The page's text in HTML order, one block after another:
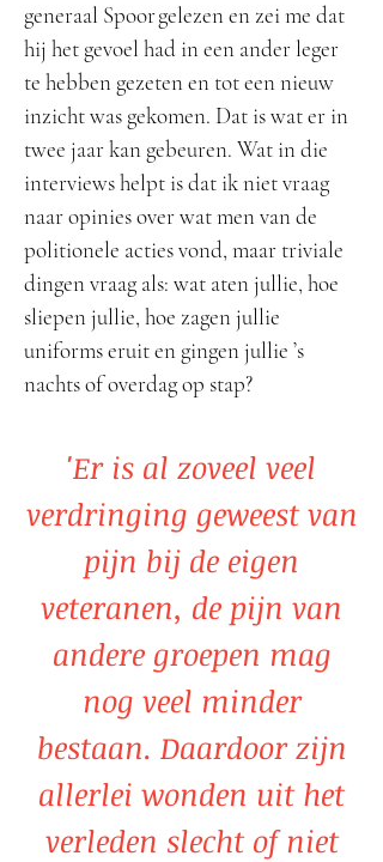
generaal Spoor gelezen en zei me dat
hij het gevoel had in een ander leger
te hebben gezeten en tot een nieuw
inzicht was gekomen. Dat is wat er in
twee jaar kan gebeuren. Wat in die
interviews helpt is dat ik niet vraag
naar opinies over wat men van de
politionele acties vond, maar triviale
dingen vraag als: wat aten jullie, hoe
sliepen jullie, hoe zagen jullie
uniforms eruit en gingen jullie ’s
nachts of overdag op stap?
'Er is al zoveel veel
verdringing geweest van
pijn bij de eigen
veteranen, de pijn van
andere groepen mag
nog veel minder
bestaan. Daardoor zijn
allerlei wonden uit het
verleden slecht of niet